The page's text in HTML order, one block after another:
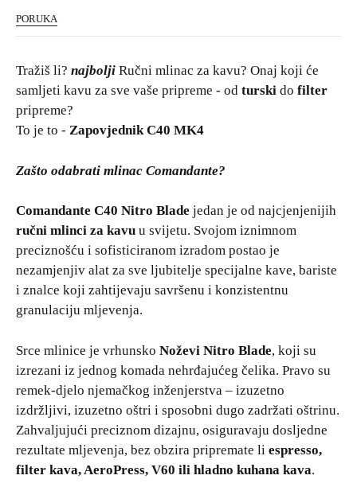
PORUKA
Tražiš li? najbolji Ručni mlinac za kavu? Onaj koji će
samljeti kavu za sve vaše pripreme - od turski do filter
pripreme?
To je to - Zapovjednik C40 MK4
Zašto odabrati mlinac Comandante?
Comandante C40 Nitro Blade jedan je od najcjenjenijih
ručni mlinci za kavu u svijetu. Svojom iznimnom
preciznošću i sofisticiranom izradom postao je
nezamjenjiv alat za sve ljubitelje specijalne kave, bariste
i znalce koji zahtijevaju savršenu i konzistentnu
granulaciju mljevenja.
Srce mlinice je vrhunsko Noževi Nitro Blade, koji su
izrezani iz jednog komada nehrđajućeg čelika. Pravo su
remek-djelo njemačkog inženjerstva – izuzetno
izdržljivi, izuzetno oštri i sposobni dugo zadržati oštrinu.
Zahvaljujući preciznom dizajnu, osiguravaju dosljedne
rezultate mljevenja, bez obzira pripremate li espresso,
filter kava, AeroPress, V60 ili hladno kuhana kava.